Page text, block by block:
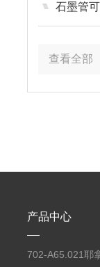
石墨管
查看全部
产品中心
702-A65.021耶